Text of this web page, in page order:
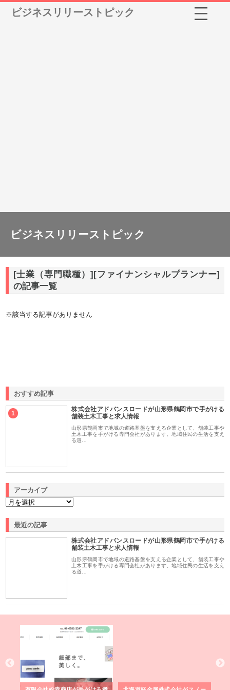
ビジネスリリーストピック
ビジネスリリーストピック
[士業（専門職種）][ファイナンシャルプランナー]
の記事一覧
※該当する記事がありません
おすすめ記事
1
株式会社アドバンスロードが山形県鶴岡市で手がける
舗装土木工事と求人情報
山形県鶴岡市で地域の道路基盤を支える企業として、舗装工事や
土木工事を手がける専門会社があります。地域住民の生活を支え
る道…
アーカイブ
最近の記事
株式会社アドバンスロードが山形県鶴岡市で手がける
舗装土木工事と求人情報
山形県鶴岡市で地域の道路基盤を支える企業として、舗装工事や
土木工事を手がける専門会社があります。地域住民の生活を支え
る道…